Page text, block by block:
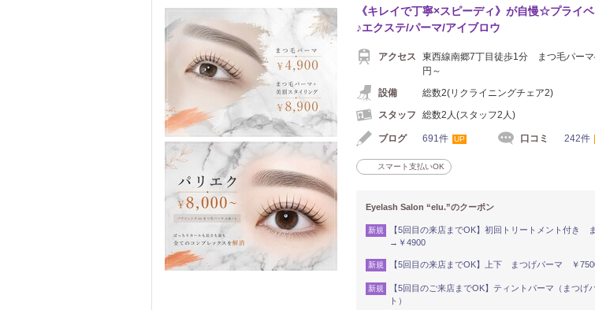
《キレイで丁寧×スピーディ》が自慢☆プライ
♪エクステ/パーマ/アイブロウ
アクセス
東西線南郷7丁目徒歩1分 まつ毛パー
円～
設備
総数2(リクライニングチェア2)
スタッフ
総数2人(スタッフ2人)
ブログ 691件 UP 口コミ 242件
スマート支払いOK
Eyelash Salon “elu.”のクーポン
新規
【5回目の来店までOK】初回トリートメント付き
→￥4900
新規 【5回目の来店までOK】上下 まつげパーマ ￥
新規
【5回目のご来店までOK】ティントパーマ（まつげ
ト）